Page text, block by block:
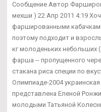
Сообщение Автор
мехши ) 22 Апр 2011 4:19
фаршированными
поэтому подходит и
кг молоденьких небольших
фарша -- пропущенного
стакана риса специи по
Олимпиаде-2004
представлена Еленой
молодыми Татьяной